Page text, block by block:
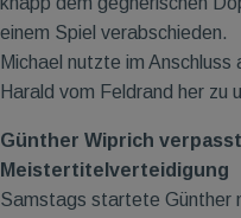
einem Spiel verabschieden.
Michael nutzte im Anschluss
Harald vom Feldrand her zu
Günther Wiprich
Meistertitelverteidigung
Samstags startete Günther